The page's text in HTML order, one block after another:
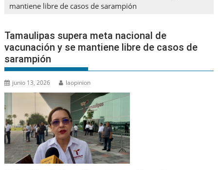
mantiene libre de casos de sarampión
Tamaulipas supera meta nacional de
vacunación y se mantiene libre de casos de
sarampión
junio 13, 2026 laopinion